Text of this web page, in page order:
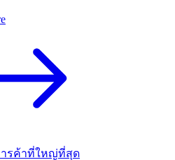
ารค้าที่ใหญ่ที่สุด